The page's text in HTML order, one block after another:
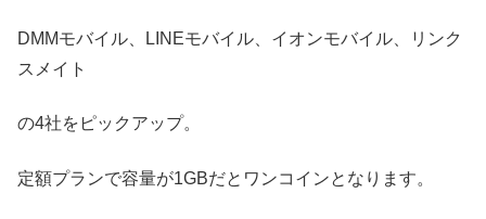
DMMモバイル、LINEモバイル、イオンモバイル、リンク
スメイト
の4社をピックアップ。
定額プランで容量が1GBだとワンコインとなります。